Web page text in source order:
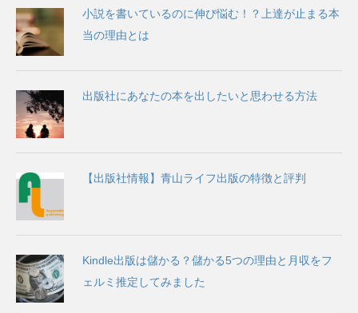
小説を書いているのに伸び悩む！？上達が止まる本
当の理由とは
出版社にあなたの本を出したいと思わせる方法
【出版社情報】青山ライフ出版の特徴と評判
Kindle出版は儲かる？儲かる5つの理由と月収をフ
ェルミ推定してみました